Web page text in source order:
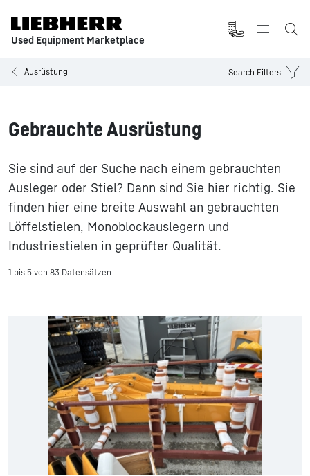
Used Equipment Marketplace
Ausrüstung Search Filters
Gebrauchte Ausrüstung
Sie sind auf der Suche nach einem gebrauchten
Ausleger oder Stiel? Dann sind Sie hier richtig. Sie
finden hier eine breite Auswahl an gebrauchten
Löffelstielen, Monoblockauslegern und
Industriestielen in geprüfter Qualität.
1 bis 5 von 83 Datensätzen